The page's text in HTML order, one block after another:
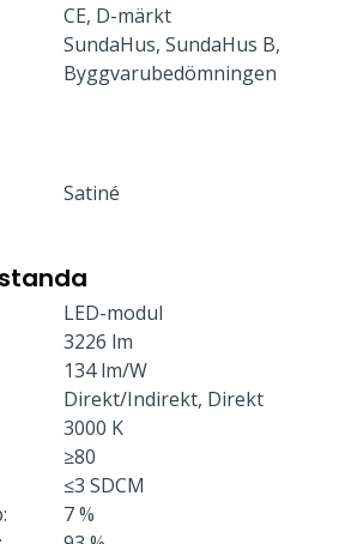
CE, D-märkt
SundaHus, SundaHus B,
Byggvarubedömningen
Satiné
LED-modul
3226 lm
134 lm/W
Direkt/Indirekt, Direkt
3000 K
≥80
≤3 SDCM
7 %